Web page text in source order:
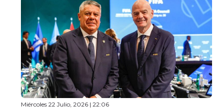
Miércoles 22 Julio, 2026 | 22:06